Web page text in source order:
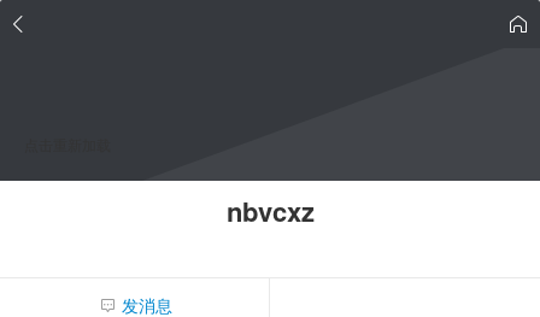
nbvcxz
发消息